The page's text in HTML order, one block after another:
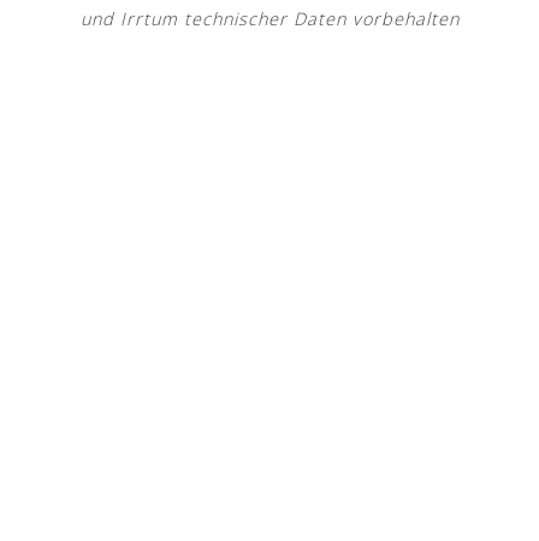
und Irrtum technischer Daten vorbehalten